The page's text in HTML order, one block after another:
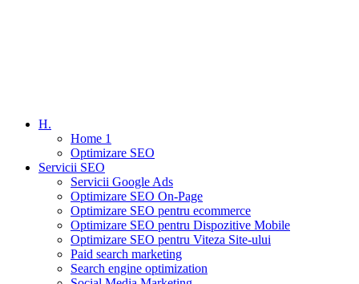
H.
Home 1
Optimizare SEO
Servicii SEO
Servicii Google Ads
Optimizare SEO On-Page
Optimizare SEO pentru ecommerce
Optimizare SEO pentru Dispozitive Mobile
Optimizare SEO pentru Viteza Site-ului
Paid search marketing
Search engine optimization